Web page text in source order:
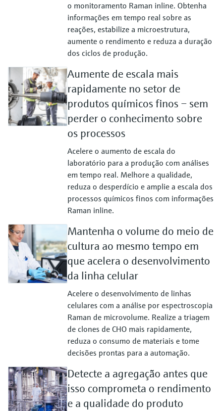
o monitoramento Raman inline. Obtenha
informações em tempo real sobre as
reações, estabilize a microestrutura,
aumente o rendimento e reduza a duração
dos ciclos de produção.
Aumente de escala mais
rapidamente no setor de
produtos químicos finos – sem
perder o conhecimento sobre
os processos
Acelere o aumento de escala do
laboratório para a produção com análises
em tempo real. Melhore a qualidade,
reduza o desperdício e amplie a escala dos
processos químicos finos com informações
Raman inline.
Mantenha o volume do meio de
cultura ao mesmo tempo em
que acelera o desenvolvimento
da linha celular
Acelere o desenvolvimento de linhas
celulares com a análise por espectroscopia
Raman de microvolume. Realize a triagem
de clones de CHO mais rapidamente,
reduza o consumo de materiais e tome
decisões prontas para a automação.
Detecte a agregação antes que
isso comprometa o rendimento
e a qualidade do produto